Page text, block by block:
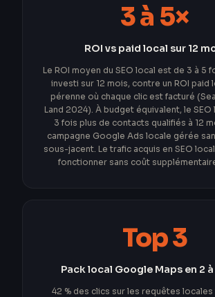
3 à 5×
ROI vs paid local sur 12
Le ROI moyen du SEO local est de 3 à 5
investi sur 12 mois, contre un ROI paid
pérenne où chaque clic est facturé
Land 2024). À budget équivalent, le
3 fois plus de contacts qualifiés à 12
campagne Google Ads locale gérée
sous-jacent. Le trafic acquis en SEO
fonctionner sans coût
Top 3
Pack local Google Maps en 2
42 % des clics sur les requêtes locales